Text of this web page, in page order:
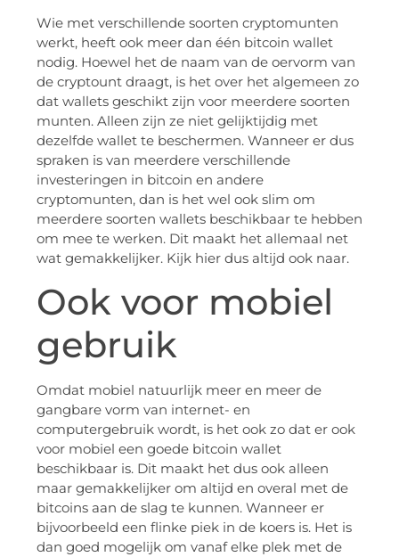
Wie met verschillende soorten cryptomunten
werkt, heeft ook meer dan één bitcoin wallet
nodig. Hoewel het de naam van de oervorm van
de cryptount draagt, is het over het algemeen zo
dat wallets geschikt zijn voor meerdere soorten
munten. Alleen zijn ze niet gelijktijdig met
dezelfde wallet te beschermen. Wanneer er dus
spraken is van meerdere verschillende
investeringen in bitcoin en andere
cryptomunten, dan is het wel ook slim om
meerdere soorten wallets beschikbaar te hebben
om mee te werken. Dit maakt het allemaal net
wat gemakkelijker. Kijk hier dus altijd ook naar.
Ook voor mobiel
gebruik
Omdat mobiel natuurlijk meer en meer de
gangbare vorm van internet- en
computergebruik wordt, is het ook zo dat er ook
voor mobiel een goede bitcoin wallet
beschikbaar is. Dit maakt het dus ook alleen
maar gemakkelijker om altijd en overal met de
bitcoins aan de slag te kunnen. Wanneer er
bijvoorbeeld een flinke piek in de koers is. Het is
dan goed mogelijk om vanaf elke plek met de